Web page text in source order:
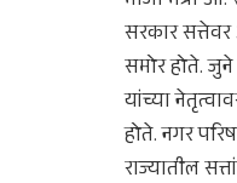
सरकार
समोर होते.
यांच्या
होते. नगर
राज्यातील